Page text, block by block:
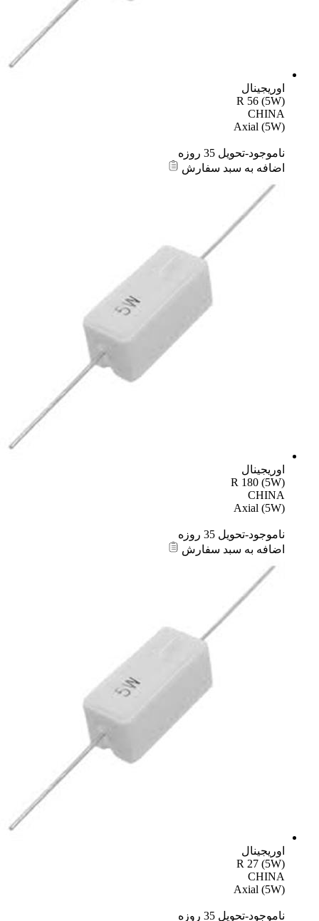
اوریجینال
R 56 (5W)
CHINA
Axial (5W)
ناموجود-تحویل 35 روزه
اضافه به سبد سفارش
اوریجینال
R 180 (5W)
CHINA
Axial (5W)
ناموجود-تحویل 35 روزه
اضافه به سبد سفارش
اوریجینال
R 27 (5W)
CHINA
Axial (5W)
ناموجود-تحویل 35 روزه